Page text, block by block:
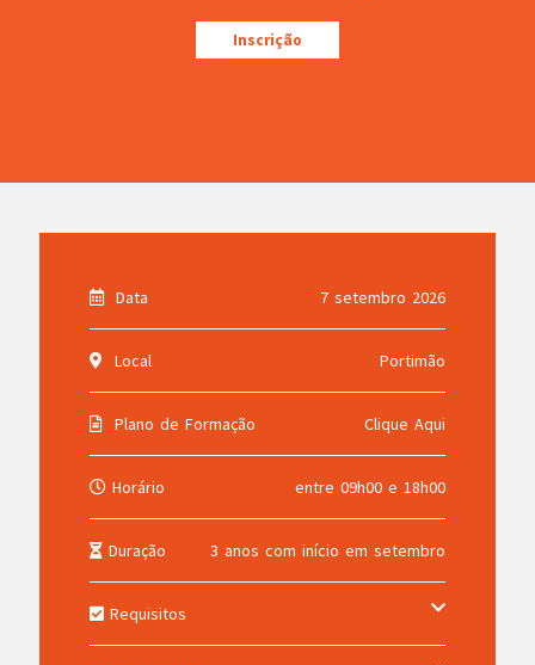
Inscrição
Data 7 setembro 2026
Local Portimão
Plano de Formação Clique Aqui
Horário entre 09h00 e 18h00
Duração 3 anos com início em setembro
Requisitos